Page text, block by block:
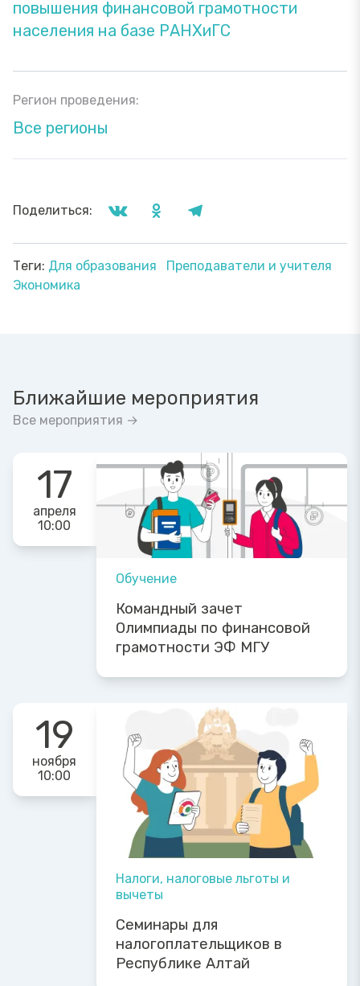
повышения финансовой грамотности
населения на базе РАНХиГС
Регион проведения:
Все регионы
Поделиться:
Теги: Для образования
Преподаватели и учителя
Экономика
Ближайшие мероприятия
Все мероприятия →
17
апреля
10:00
Обучение
Командный зачет
Олимпиады по финансовой
грамотности ЭФ МГУ
19
ноября
10:00
Налоги, налоговые льготы и
вычеты
Семинары для
налогоплательщиков в
Республике Алтай